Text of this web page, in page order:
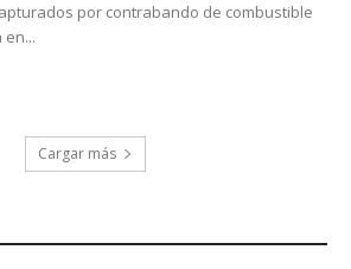
por contrabando de combustible
Cargar más